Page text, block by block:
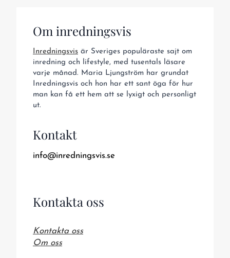
Om inredningsvis
Inredningsvis är Sveriges populäraste sajt om
inredning och lifestyle, med tusentals läsare
varje månad. Maria Ljungström har grundat
Inredningsvis och hon har ett sant öga för hur
man kan få ett hem att se lyxigt och personligt
ut.
Kontakt
info@inredningsvis.se
Kontakta oss
Kontakta oss
Om oss